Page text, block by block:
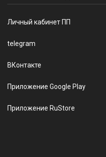
Личный кабинет ПП
telegram
ВКонтакте
Приложение Google Play
Приложение RuStore